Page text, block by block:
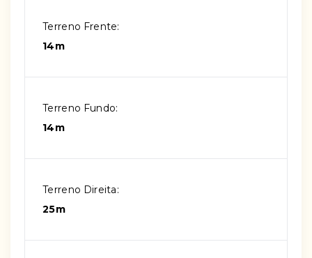
Terreno Frente:
14m
Terreno Fundo:
14m
Terreno Direita:
25m